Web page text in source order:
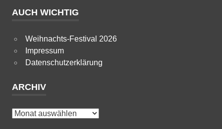
AUCH WICHTIG
Weihnachts-Festival 2026
Impressum
Datenschutzerklärung
ARCHIV
Archiv